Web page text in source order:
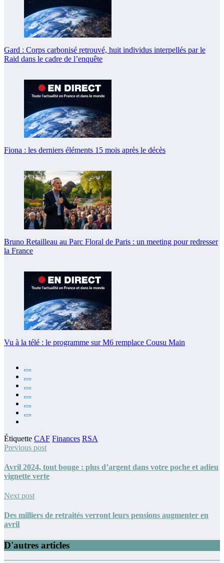
Gard : Corps carbonisé retrouvé, huit individus interpellés par le
Raid dans le cadre de l’enquête
Fiona : les derniers éléments 15 mois après le décès
Bruno Retailleau au Parc Floral de Paris : un meeting pour redresser
la France
Vu à la télé : le programme sur M6 remplace Cousu Main
Étiquette CAF Finances RSA
Previous post
Avril 2024, tout bouge : plus d’argent dans votre poche et adieu
vignette verte
Next post
Des milliers de retraités verront leurs pensions augmenter en
avril
D'autres articles